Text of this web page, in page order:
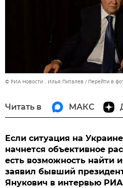
© РИА Новости . Илья Питалев Перейти в
Читать в МАКС
Если ситуация на
начнется объективное
есть возможность найти
заявил бывший
Янукович в интервью